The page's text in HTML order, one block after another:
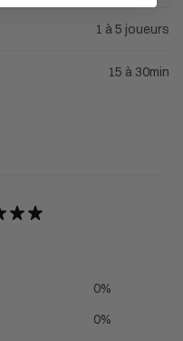
1 à 5 joueurs
15 à 30min
0%
0%